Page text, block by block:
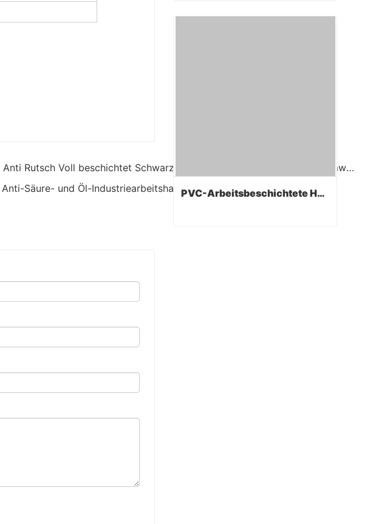
Der letzte : Billige Rough Finished Getauchte Handfläche Industrielle Konstruktion Anti Rutsch Voll beschichtet Schwarz PVC Gestricktes Handgelenk Baumwolle Arbeitshandschuhe
Säure- und Öl-Industriearbeitshandschuhe / Arbeitshandschuhe
Arbeitshandschuhe Hersteller
PVC-Arbeitsbeschichtete Handschuhe